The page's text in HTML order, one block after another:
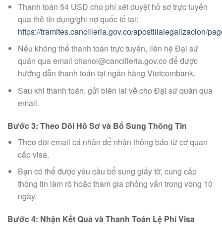
Thanh toán 54 USD cho phí xét duyệt hồ sơ trực tuyến
qua thẻ tín dụng/ghi nợ quốc tế tại:
https://tramites.cancilleria.gov.co/apostillalegalizacion/
Nếu không thể thanh toán trực tuyến, liên hệ Đại sứ
quán qua email chanoi@cancilleria.gov.co để được
hướng dẫn thanh toán tại ngân hàng Vietcombank.
Sau khi thanh toán, gửi biên lai về cho Đại sứ quán qua
email.
Bước 3: Theo Dõi Hồ Sơ và Bổ Sung Thông Tin
Theo dõi email cá nhân để nhận thông báo từ cơ quan
cấp visa.
Bạn có thể được yêu cầu bổ sung giấy tờ, cung cấp
thông tin làm rõ hoặc tham gia phỏng vấn trong vòng 10
ngày.
Bước 4: Nhận Kết Quả và Thanh Toán Lệ Phí Visa